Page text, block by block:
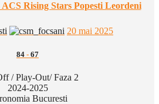
Rising Stars Popesti Leordeni
20 mai 2025
84 - 67
/ Play-Out/ Faza 2
2024-2025
Bucuresti